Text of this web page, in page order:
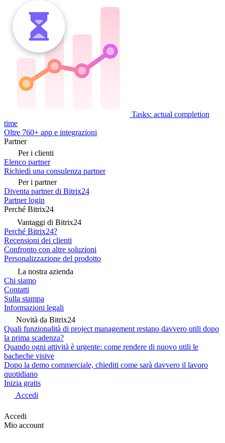
Tasks: actual completion
time
Oltre 760+ app e integrazioni
Partner
Per i clienti
Elenco partner
Richiedi una consulenza partner
Per i partner
Diventa partner di Bitrix24
Partner login
Perché Bitrix24
Vantaggi di Bitrix24
Perché Bitrix24?
Recensioni dei clienti
Confronto con altre soluzioni
Personalizzazione del prodotto
La nostra azienda
Chi siamo
Contatti
Sulla stampa
Informazioni legali
Novità da Bitrix24
Quali funzionalità di project management restano davvero utili dopo
la prima scadenza?
Quando ogni attività è urgente: come rendere di nuovo utili le
bacheche visive
Dopo la demo commerciale, chiediti come sarà davvero il lavoro
quotidiano
Inizia gratis
Accedi
Accedi
Mio account